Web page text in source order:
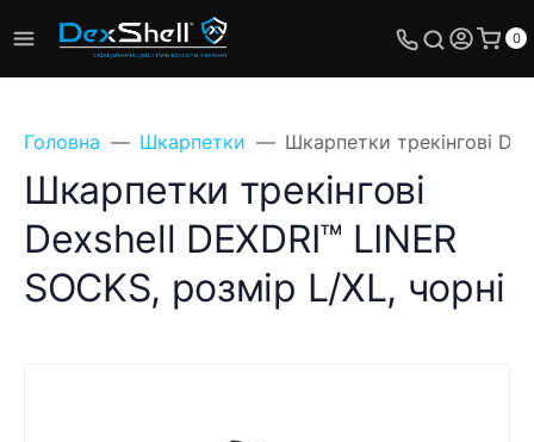
0
Головна Шкарпетки Шкарпетки трекінгові
Шкарпетки трекінгові
Dexshell DEXDRI™ LINER
SOCKS, розмір L/XL, чорні